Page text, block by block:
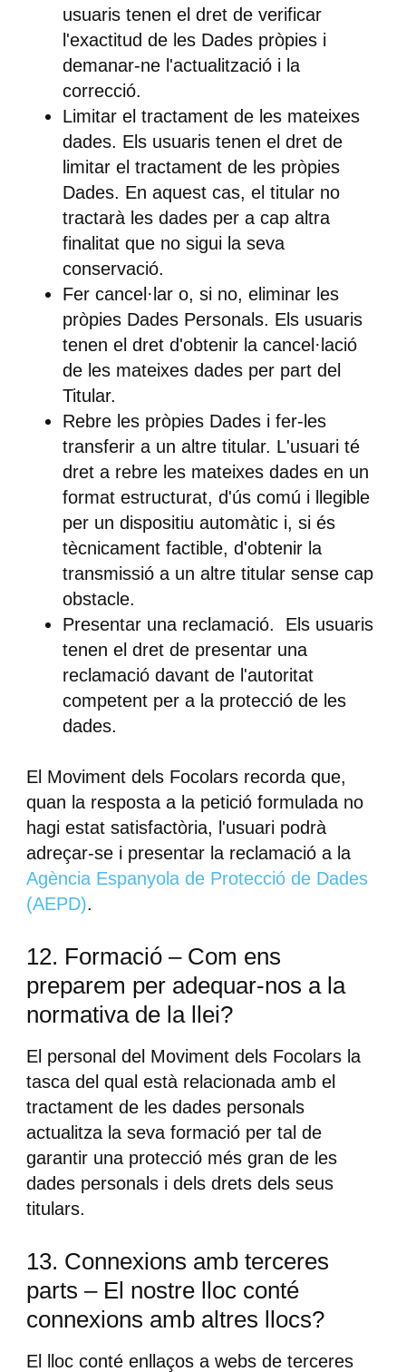
usuaris tenen el dret de verificar
l'exactitud de les Dades pròpies i
demanar-ne l'actualització i la
correcció.
Limitar el tractament de les mateixes
dades. Els usuaris tenen el dret de
limitar el tractament de les pròpies
Dades. En aquest cas, el titular no
tractarà les dades per a cap altra
finalitat que no sigui la seva
conservació.
Fer cancel·lar o, si no, eliminar les
pròpies Dades Personals. Els usuaris
tenen el dret d'obtenir la cancel·lació
de les mateixes dades per part del
Titular.
Rebre les pròpies Dades i fer-les
transferir a un altre titular. L'usuari té
dret a rebre les mateixes dades en un
format estructurat, d'ús comú i llegible
per un dispositiu automàtic i, si és
tècnicament factible, d'obtenir la
transmissió a un altre titular sense cap
obstacle.
Presentar una reclamació. Els usuaris
tenen el dret de presentar una
reclamació davant de l'autoritat
competent per a la protecció de les
dades.
El Moviment dels Focolars recorda que,
quan la resposta a la petició formulada no
hagi estat satisfactòria, l'usuari podrà
adreçar-se i presentar la reclamació a la
Agència Espanyola de Protecció de Dades
(AEPD).
12. Formació – Com ens
preparem per adequar-nos a la
normativa de la llei?
El personal del Moviment dels Focolars la
tasca del qual està relacionada amb el
tractament de les dades personals
actualitza la seva formació per tal de
garantir una protecció més gran de les
dades personals i dels drets dels seus
titulars.
13. Connexions amb terceres
parts – El nostre lloc conté
connexions amb altres llocs?
El lloc conté enllaços a webs de terceres